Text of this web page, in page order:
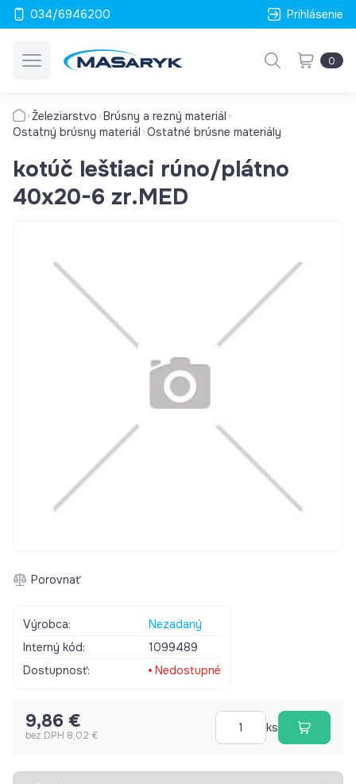
034/6946200 Prihlásenie
0
Železiarstvo Brúsny a rezný materiál
Ostatný brúsny materiál Ostatné brúsne materiály
kotúč leštiaci rúno/plátno
40x20-6 zr.MED
Porovnať
Výrobca:
Nezadaný
Interný kód:
1099489
Dostupnosť:
Nedostupné
9,86 €
bez DPH 8,02 €
ks
Vybrať záložku